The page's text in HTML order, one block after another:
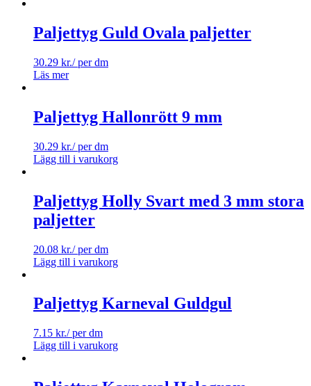
Paljettyg Guld Ovala paljetter
30.29 kr./ per dm
Läs mer
Paljettyg Hallonrött 9 mm
30.29 kr./ per dm
Lägg till i varukorg
Paljettyg Holly Svart med 3 mm stora
paljetter
20.08 kr./ per dm
Lägg till i varukorg
Paljettyg Karneval Guldgul
7.15 kr./ per dm
Lägg till i varukorg